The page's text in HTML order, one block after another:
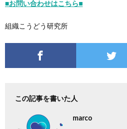
■お問い合わせはこちら■
組織こうどう研究所
この記事を書いた人
marco